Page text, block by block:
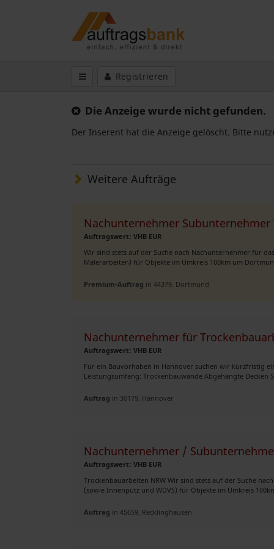
Registrieren
Die Anzeige wurde nicht gefunden.
Der Inserent hat die Anzeige gelöscht. Bitte
Weitere Aufträge
Nachunternehmer
Auftragswert: VHB EUR
Wir sind stets auf der Suche nach Nachunternehmer für
Malerarbeiten) für Objekte im Umkreis 100km um
Premium-Auftrag in 44379, Dortmund
Nachunternehmer für
Auftragswert: VHB EUR
Für ein Bauvorhaben in Hannover suchen wir kurzfristig
Leistungsumfang: Trockenbauwände Abgehängte Decken
Auftrag in 30179, Hannover
Nachunternehmer /
Auftragswert: VHB EUR
Trockenbauarbeiten NRW Wir sind stets auf der Suche
(sowie Innenputz und WDVS) für Objekte im Umkreis
Auftrag in 45659, Recklinghausen